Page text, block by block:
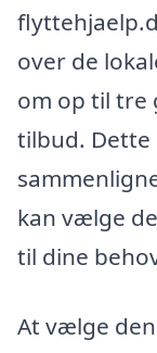
over de
om op til tre
tilbud. Dette
kan vælge
til dine
At vælge